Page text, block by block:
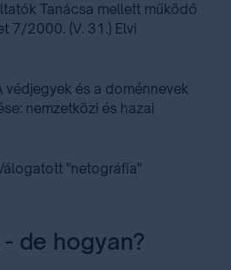
Tanácsa mellett működő
7/2000. (V. 31.) Elvi
védjegyek és a doménnevek
nemzetközi és hazai
"netográfia"
de hogyan?